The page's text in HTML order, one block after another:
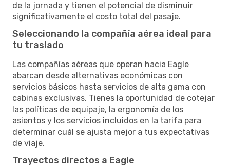
de la jornada y tienen el potencial de disminuir
significativamente el costo total del pasaje.
Seleccionando la compañía aérea ideal para
tu traslado
Las compañías aéreas que operan hacia Eagle
abarcan desde alternativas económicas con
servicios básicos hasta servicios de alta gama con
cabinas exclusivas. Tienes la oportunidad de cotejar
las políticas de equipaje, la ergonomía de los
asientos y los servicios incluidos en la tarifa para
determinar cuál se ajusta mejor a tus expectativas
de viaje.
Trayectos directos a Eagle